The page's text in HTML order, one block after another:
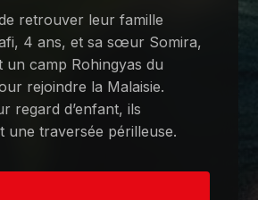
retrouver leur famille
4 ans, et sa sœur Somira,
un camp Rohingyas du
rejoindre la Malaisie.
regard d’enfant, ils
une traversée périlleuse.